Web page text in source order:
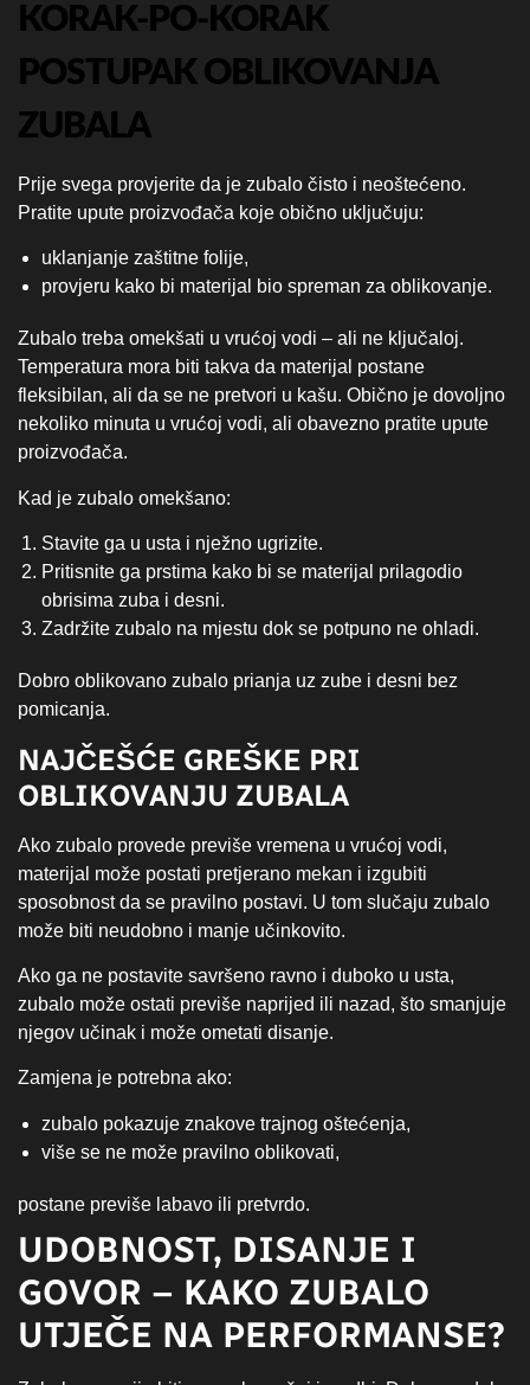
KORAK-PO-KORAK
POSTUPAK OBLIKOVANJA
ZUBALA
Prije svega provjerite da je zubalo čisto i neoštećeno.
Pratite upute proizvođača koje obično uključuju:
uklanjanje zaštitne folije,
provjeru kako bi materijal bio spreman za oblikovanje.
Zubalo treba omekšati u vrućoj vodi – ali ne ključaloj.
Temperatura mora biti takva da materijal postane
fleksibilan, ali da se ne pretvori u kašu. Obično je dovoljno
nekoliko minuta u vrućoj vodi, ali obavezno pratite upute
proizvođača.
Kad je zubalo omekšano:
Stavite ga u usta i nježno ugrizite.
Pritisnite ga prstima kako bi se materijal prilagodio
obrisima zuba i desni.
Zadržite zubalo na mjestu dok se potpuno ne ohladi.
Dobro oblikovano zubalo prianja uz zube i desni bez
pomicanja.
NAJČEŠĆE GREŠKE PRI
OBLIKOVANJU ZUBALA
Ako zubalo provede previše vremena u vrućoj vodi,
materijal može postati pretjerano mekan i izgubiti
sposobnost da se pravilno postavi. U tom slučaju zubalo
može biti neudobno i manje učinkovito.
Ako ga ne postavite savršeno ravno i duboko u usta,
zubalo može ostati previše naprijed ili nazad, što smanjuje
njegov učinak i može ometati disanje.
Zamjena je potrebna ako:
zubalo pokazuje znakove trajnog oštećenja,
više se ne može pravilno oblikovati,
postane previše labavo ili pretvrdo.
UDOBNOST, DISANJE I
GOVOR – KAKO ZUBALO
UTJEČE NA PERFORMANSE?